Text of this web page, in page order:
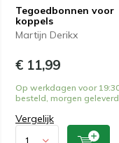
Tegoedbonnen voor
koppels
Martijn Derikx
€ 11,99
Op werkdagen voor
besteld, morgen geleverd
Vergelijk